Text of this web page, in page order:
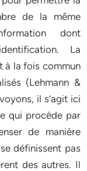
de la même
dont
La
à la fois commun
(Lehmann &
il s’agit ici
qui procède par
de manière
définissent pas
des autres. Il